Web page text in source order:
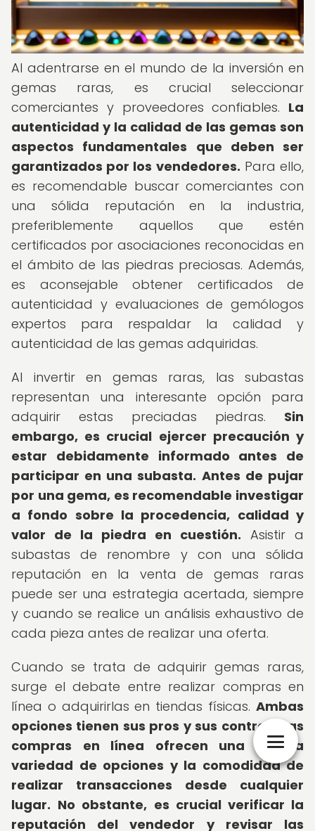
Al adentrarse en el mundo de la inversión en
gemas raras, es crucial seleccionar
comerciantes y proveedores confiables. La
autenticidad y la calidad de las gemas son
aspectos fundamentales que deben ser
garantizados por los vendedores. Para ello,
es recomendable buscar comerciantes con
una sólida reputación en la industria,
preferiblemente aquellos que estén
certificados por asociaciones reconocidas en
el ámbito de las piedras preciosas. Además,
es aconsejable obtener certificados de
autenticidad y evaluaciones de gemólogos
expertos para respaldar la calidad y
autenticidad de las gemas adquiridas.
Al invertir en gemas raras, las subastas
representan una interesante opción para
adquirir estas preciadas piedras. Sin
embargo, es crucial ejercer precaución y
estar debidamente informado antes de
participar en una subasta. Antes de pujar
por una gema, es recomendable investigar
a fondo sobre la procedencia, calidad y
valor de la piedra en cuestión. Asistir a
subastas de renombre y con una sólida
reputación en la venta de gemas raras
puede ser una estrategia acertada, siempre
y cuando se realice un análisis exhaustivo de
cada pieza antes de realizar una oferta.
Cuando se trata de adquirir gemas raras,
surge el debate entre realizar compras en
línea o adquirirlas en tiendas físicas. Ambas
opciones tienen sus pros y sus contras.
Las
compras en línea ofrecen una amplia
variedad de opciones y la comodidad de
realizar transacciones desde cualquier
lugar. No obstante, es crucial verificar la
reputación del vendedor y revisar las